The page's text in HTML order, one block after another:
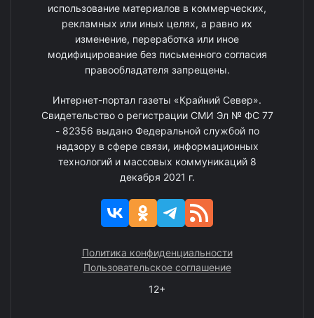
использование материалов в коммерческих,
рекламных или иных целях, а равно их
изменение, переработка или иное
модифицирование без письменного согласия
правообладателя запрещены.
Интернет-портал газеты «Крайний Север».
Свидетельство о регистрации СМИ Эл № ФС 77
- 82356 выдано Федеральной службой по
надзору в сфере связи, информационных
технологий и массовых коммуникаций 8
декабря 2021 г.
Политика конфиденциальности
Пользовательское соглашение
12+